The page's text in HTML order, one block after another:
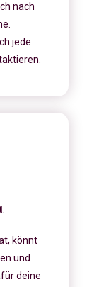
nach
jede
könnt
und
deine